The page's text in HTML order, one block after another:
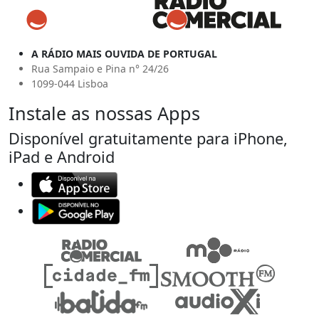
A RÁDIO MAIS OUVIDA DE PORTUGAL
Rua Sampaio e Pina n° 24/26
1099-044 Lisboa
Instale as nossas Apps
Disponível gratuitamente para iPhone,
iPad e Android